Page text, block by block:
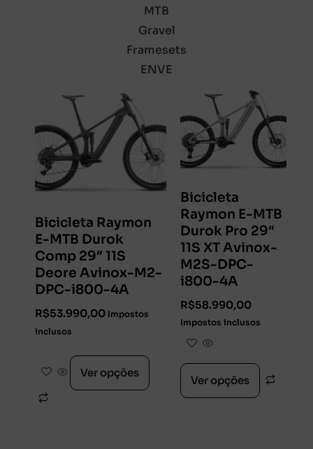
MTB
Gravel
Framesets
ENVE
Bicicleta Raymon
E-MTB Durok
Comp 29″ 11S
Deore Avinox-M2-
DPC-i800-4A
R$53.990,00 Impostos
inclusos
Ver opções
Bicicleta
Raymon E-MTB
Durok Pro 29″
11S XT Avinox-
M2S-DPC-
i800-4A
R$58.990,00
Impostos inclusos
Ver opções